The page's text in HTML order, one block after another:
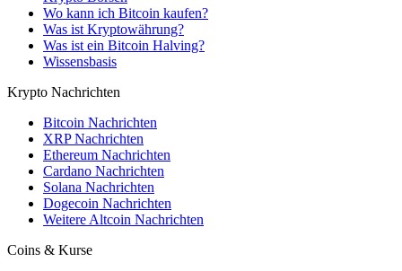
Wo kann ich Bitcoin kaufen?
Was ist Kryptowährung?
Was ist ein Bitcoin Halving?
Wissensbasis
Krypto Nachrichten
Bitcoin Nachrichten
XRP Nachrichten
Ethereum Nachrichten
Cardano Nachrichten
Solana Nachrichten
Dogecoin Nachrichten
Weitere Altcoin Nachrichten
Coins & Kurse